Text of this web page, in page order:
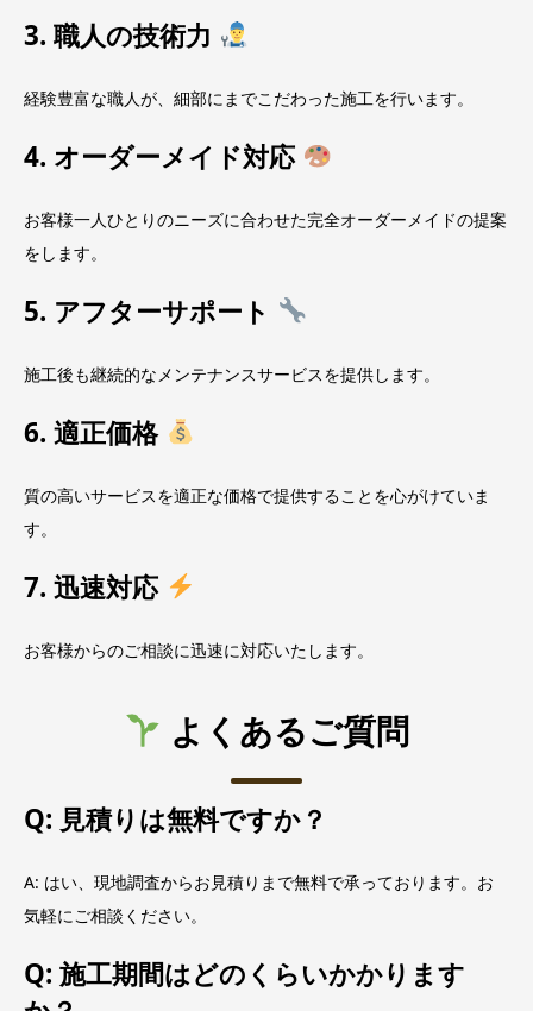
3. 職人の技術力
経験豊富な職人が、細部にまでこだわった施工を行います。
4. オーダーメイド対応
お客様一人ひとりのニーズに合わせた完全オーダーメイドの提案
をします。
5. アフターサポート
施工後も継続的なメンテナンスサービスを提供します。
6. 適正価格
質の高いサービスを適正な価格で提供することを心がけていま
す。
7. 迅速対応
お客様からのご相談に迅速に対応いたします。
よくあるご質問
Q: 見積りは無料ですか？
A: はい、現地調査からお見積りまで無料で承っております。お
気軽にご相談ください。
Q: 施工期間はどのくらいかかります